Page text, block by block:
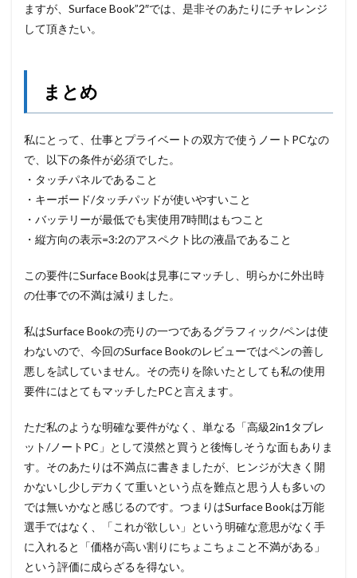
ますが、Surface Book”2″では、是非そのあたりにチャレンジ
して頂きたい。
まとめ
私にとって、仕事とプライベートの双方で使うノートPCなの
で、以下の条件が必須でした。
・タッチパネルであること
・キーボード/タッチパッドが使いやすいこと
・バッテリーが最低でも実使用7時間はもつこと
・縦方向の表示=3:2のアスペクト比の液晶であること
この要件にSurface Bookは見事にマッチし、明らかに外出時
の仕事での不満は減りました。
私はSurface Bookの売りの一つであるグラフィック/ペンは使
わないので、今回のSurface Bookのレビューではペンの善し
悪しを試していません。その売りを除いたとしても私の使用
要件にはとてもマッチしたPCと言えます。
ただ私のような明確な要件がなく、単なる「高級2in1タブレ
ット/ノートPC」として漠然と買うと後悔しそうな面もありま
す。そのあたりは不満点に書きましたが、ヒンジが大きく開
かないし少しデカくて重いという点を難点と思う人も多いの
では無いかなと感じるのです。つまりはSurface Bookは万能
選手ではなく、「これが欲しい」という明確な意思がなく手
に入れると「価格が高い割りにちょこちょこと不満がある」
という評価に成らざるを得ない。